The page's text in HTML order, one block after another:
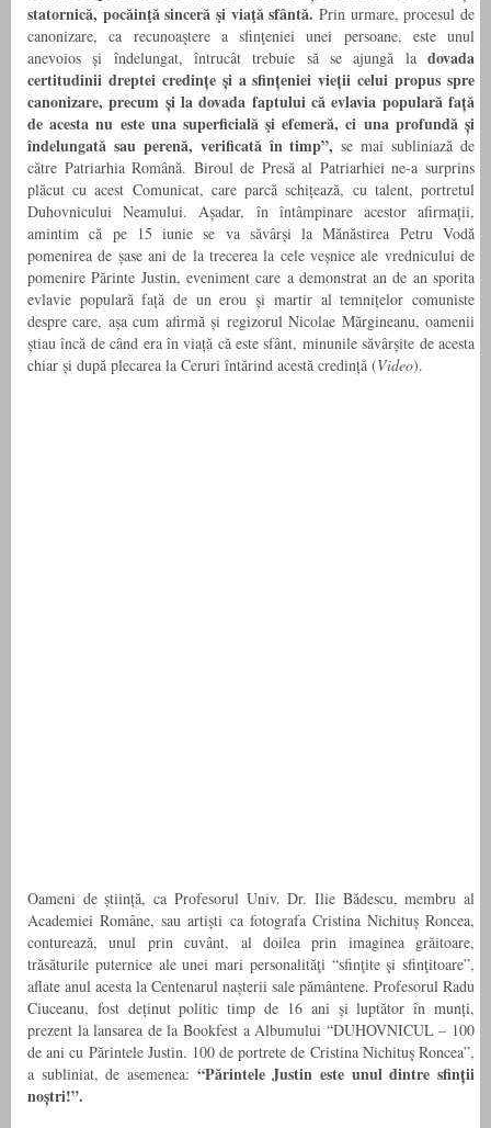
statornică, pocăinţă sinceră şi viaţă sfântă. Prin urmare, procesul de
canonizare, ca recunoaştere a sfinţeniei unei persoane, este unul
anevoios și îndelungat, întrucât trebuie să se ajungă la dovada
certitudinii dreptei credințe și a sfințeniei vieții celui propus spre
canonizare, precum și la dovada faptului că evlavia populară față
de acesta nu este una superficială şi efemeră, ci una profundă și
îndelungată sau perenă, verificată în timp”,se mai subliniază de
către Patriarhia Română. Biroul de Presă al Patriarhiei ne-a surprins
plăcut cu acest Comunicat, care parcă schițează, cu talent, portretul
Duhovnicului Neamului. Așadar, în întâmpinare acestor afirmații,
amintim că pe 15 iunie se va săvârși la Mănăstirea Petru Vodă
pomenirea de șase ani de la trecerea la cele veșnice ale vrednicului de
pomenire Părinte Justin, eveniment care a demonstrat an de an sporita
evlavie populară față de un erou și martir al temnițelor comuniste
despre care, așa cum afirmă și regizorul Nicolae Mărgineanu, oamenii
știau încă de când era în viață că este sfânt, minunile săvârșite de acesta
chiar și după plecarea la Ceruri întărind acestă credință (Video).
Oameni de știință, ca Profesorul Univ. Dr. Ilie Bădescu, membru al
Academiei Române, sau artiști ca fotografa Cristina Nichituș Roncea,
conturează, unul prin cuvânt, al doilea prin imaginea grăitoare,
trăsăturile puternice ale unei mari personalităţi “sfinţite şi sfinţitoare”,
aflate anul acesta la Centenarul nașterii sale pământene. Profesorul Radu
Ciuceanu, fost deținut politic timp de 16 ani și luptător în munți,
prezent la lansarea de la Bookfest a Albumului “DUHOVNICUL – 100
de ani cu Părintele Justin. 100 de portrete de Cristina Nichituş Roncea”,
a subliniat, de asemenea: “Părintele Justin este unul dintre sfinții
noștri!”.